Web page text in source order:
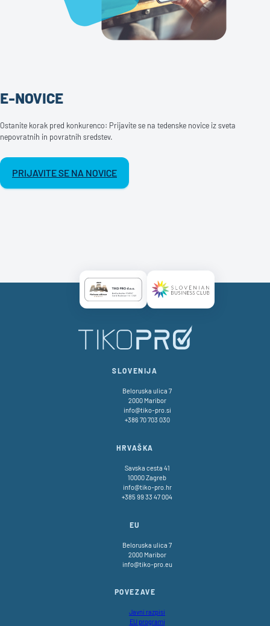
E-NOVICE
Ostanite korak pred konkurenco: Prijavite se na tedenske novice iz sveta
nepovratnih in povratnih sredstev.
PRIJAVITE SE NA NOVICE
Certificate AAA LogoCertificate SBC Logo
SLOVENIJA
Beloruska ulica 7
2000 Maribor
info@tiko-pro.si
+386 70 703 030
HRVAŠKA
Savska cesta 41
10000 Zagreb
info@tiko-pro.hr
+385 99 33 47 004
EU
Beloruska ulica 7
2000 Maribor
info@tiko-pro.eu
POVEZAVE
Javni razpisi
EU programi